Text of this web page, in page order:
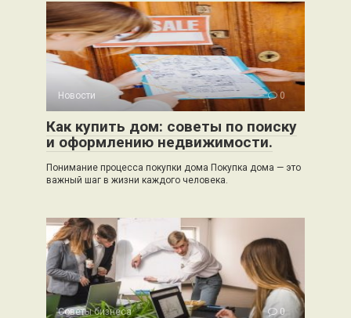
Новости 0
Как купить дом: советы по поиску
и оформлению недвижимости.
Понимание процесса покупки дома Покупка дома — это
важный шаг в жизни каждого человека.
Советы бизнеса 0